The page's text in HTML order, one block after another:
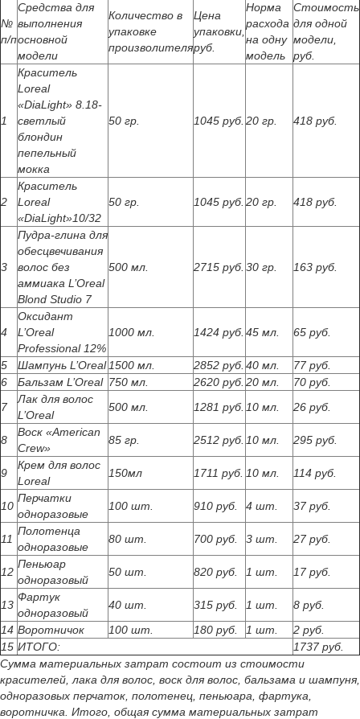
№
п/п
Средства для
выполнения
основной
модели
Количество в
упаковке
произволителя
Цена
упаковки,
руб.
Норма
расхода
на одну
модель
Стоимость
для одной
модели,
руб.
1
Краситель
Loreal
«DiaLight» 8.18-
светлый
блондин
пепельный
мокка
50 гр. 1045 руб. 20 гр. 418 руб.
2
Краситель
Loreal
«DiaLight»10/32
50 гр. 1045 руб. 20 гр. 418 руб.
3
Пудра-глина для
обесцвечивания
волос без
аммиака L’Oreal
Blond Studio 7
500 мл. 2715 руб. 30 гр. 163 руб.
4
Оксидант
L’Oreal
Professional 12%
1000 мл. 1424 руб. 45 мл. 65 руб.
5 Шампунь L’Oreal 1500 мл. 2852 руб. 40 мл.
77 руб.
6
Бальзам L’Oreal 750 мл. 2620 руб. 20 мл.
70 руб.
7
Лак для волос
L’Oreal
500 мл. 1281 руб. 10 мл. 26 руб.
8
Воск «American
Crew»
85 гр. 2512 руб. 10 мл. 295 руб.
9
Крем для волос
Loreal
150мл 1711 руб. 10 мл. 114 руб.
10
Перчатки
одноразовые
100 шт. 910 руб. 4 шт. 37 руб.
11
Полотенца
одноразовые
80 шт. 700 руб. 3 шт. 27 руб.
12
Пеньюар
одноразовый
50 шт. 820 руб. 1 шт. 17 руб.
13
Фартук
одноразовый
40 шт. 315 руб. 1 шт.
8 руб.
14 Воротничок 100 шт. 180 руб. 1 шт.
2 руб.
15 ИТОГО:
1737 руб.
Сумма материальных затрат состоит из стоимости
красителей, лака для волос, воск для волос, бальзама и шампуня,
одноразовых перчаток, полотенец, пеньюара, фартука,
воротничка. Итого, общая сумма материальных затрат